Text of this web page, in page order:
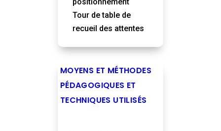
positionnement
Tour de table de
recueil des attentes
MOYENS ET MÉTHODES
PÉDAGOGIQUES ET
TECHNIQUES UTILISÉS